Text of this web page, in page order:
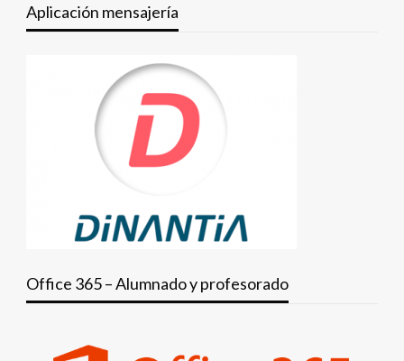
Aplicación mensajería
Office 365 – Alumnado y profesorado